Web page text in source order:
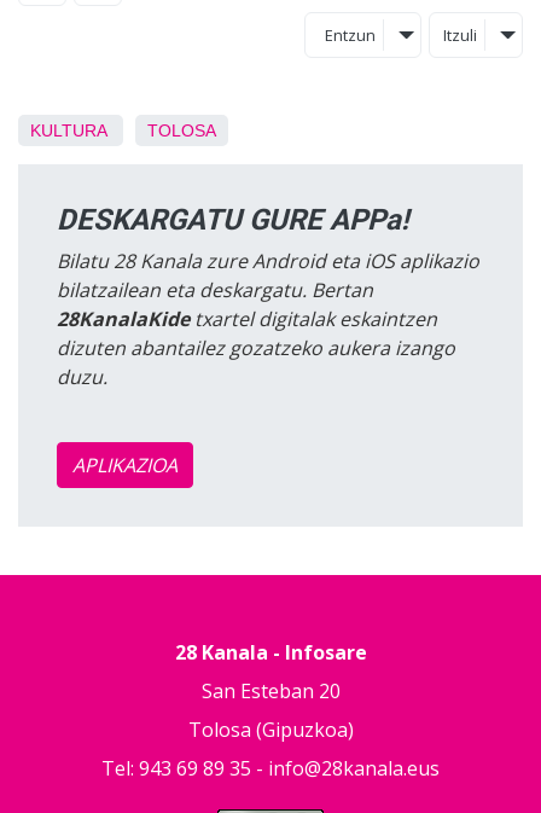
Entzun Itzuli
KULTURA TOLOSA
DESKARGATU GURE APPa!
Bilatu 28 Kanala zure Android eta iOS aplikazio
bilatzailean eta deskargatu. Bertan
28KanalaKidetxartel digitalak eskaintzen
dizuten abantailez gozatzeko aukera izango
duzu.
APLIKAZIOA
28 Kanala - Infosare
San Esteban 20
Tolosa (Gipuzkoa)
Tel: 943 69 89 35 - info@28kanala.eus